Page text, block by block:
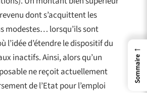
dont s’acquittent les
modestes… lorsqu’ils sont
l’idée d’étendre le dispositif du
inactifs. Ainsi, alors qu’un
ne reçoit actuellement
de l’Etat pour l’emploi
←
Sommaire